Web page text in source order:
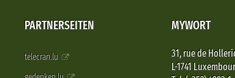
PARTNERSEITEN
telecran.lu
MYWORT
31, rue de
L-1741